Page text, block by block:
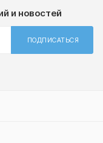
и новостей
ПОДПИСАТЬСЯ